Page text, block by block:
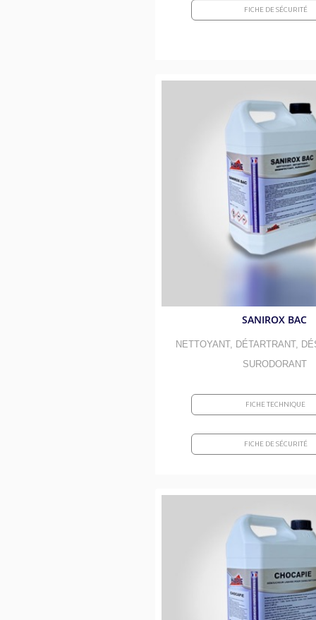
FICHE DE SÉCURITÉ
SANIROX BAC
NETTOYANT, DÉTARTRANT,
SURODORANT
FICHE TECHNIQUE
FICHE DE SÉCURITÉ